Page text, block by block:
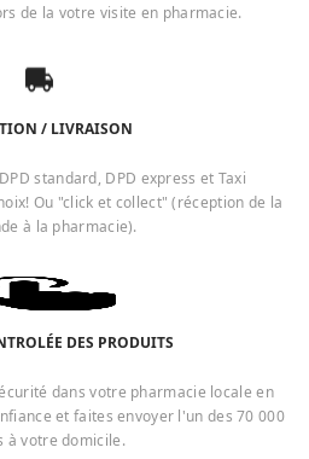
de la votre visite en pharmacie.
/ LIVRAISON
standard, DPD express et Taxi
Ou "click et collect" (réception de la
à la pharmacie).
DES PRODUITS
dans votre pharmacie locale en
et faites envoyer l'un des 70 000
à votre domicile.